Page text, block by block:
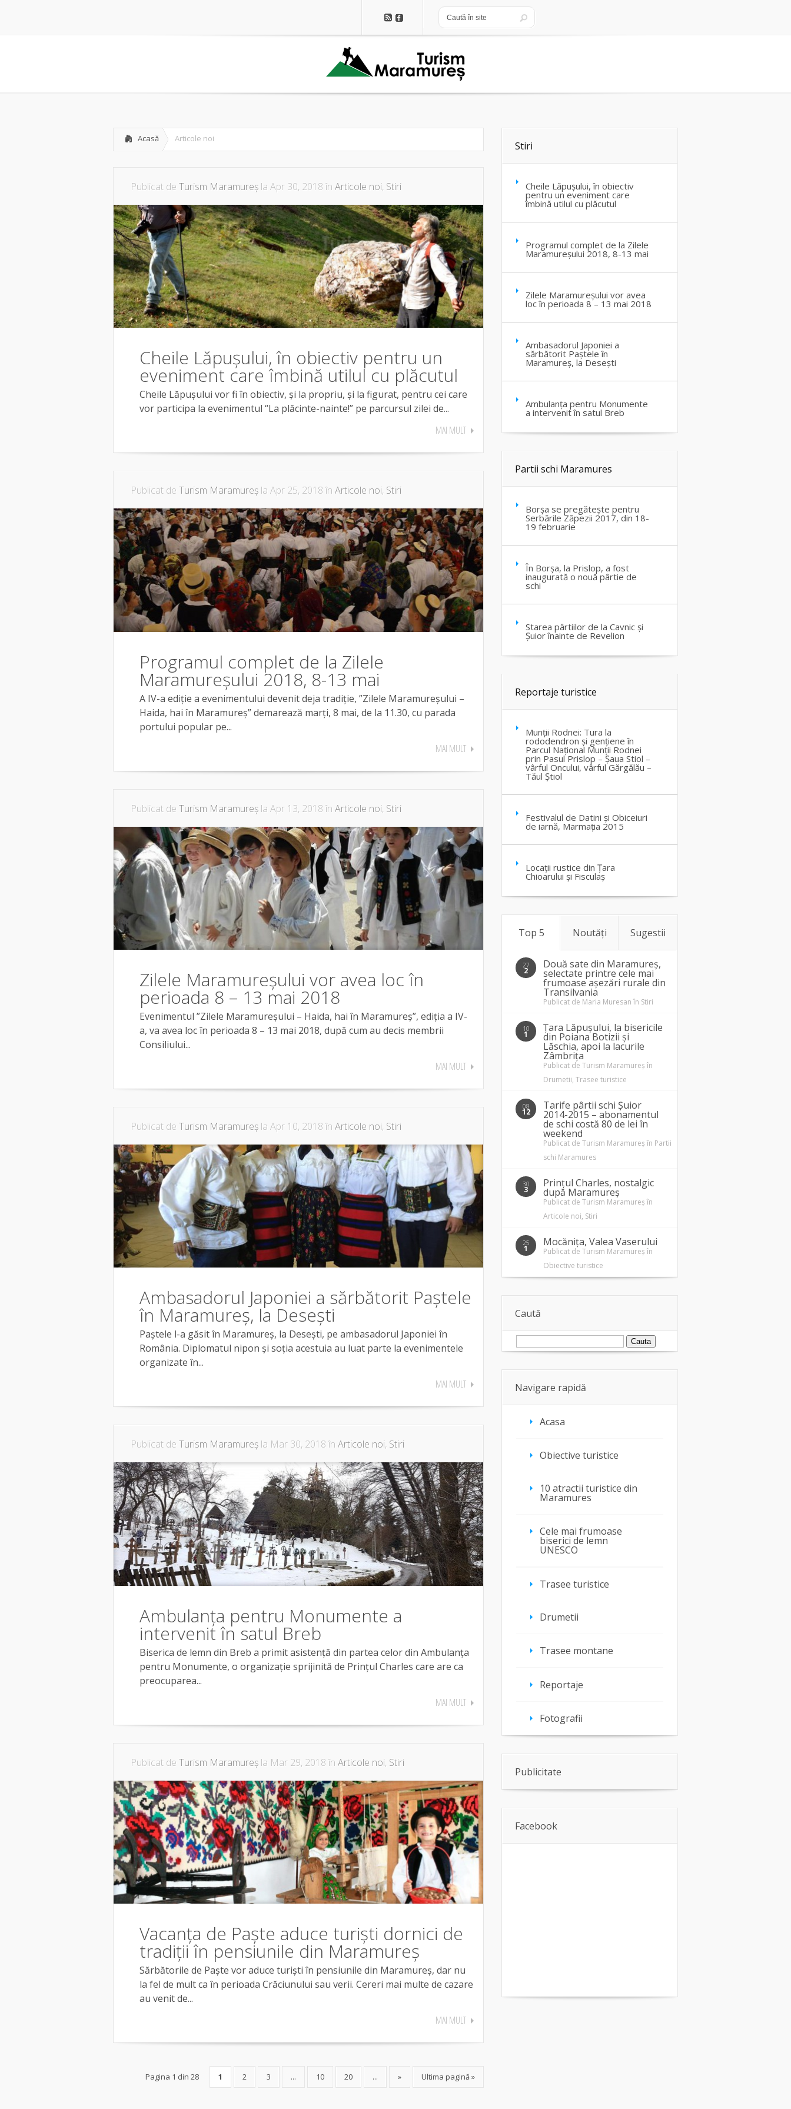
Acasă Articole noi
Publicat de Turism Maramureș la Apr 30, 2018 în Articole noi, Stiri
Cheile Lăpușului, în obiectiv pentru un
eveniment care îmbină utilul cu plăcutul
Cheile Lăpușului vor fi în obiectiv, și la propriu, și la figurat, pentru cei care
vor participa la evenimentul “La plăcinte-nainte!” pe parcursul zilei de...
MAI MULT
Publicat de Turism Maramureș la Apr 25, 2018 în Articole noi, Stiri
Programul complet de la Zilele
Maramureșului 2018, 8-13 mai
A IV-a ediție a evenimentului devenit deja tradiție, ”Zilele Maramureșului –
Haida, hai în Maramureș” demarează marți, 8 mai, de la 11.30, cu parada
portului popular pe...
MAI MULT
Publicat de Turism Maramureș la Apr 13, 2018 în Articole noi, Stiri
Zilele Maramureșului vor avea loc în
perioada 8 – 13 mai 2018
Evenimentul ”Zilele Maramureșului – Haida, hai în Maramureș”, ediția a IV-
a, va avea loc în perioada 8 – 13 mai 2018, după cum au decis membrii
Consiliului...
MAI MULT
Publicat de Turism Maramureș la Apr 10, 2018 în Articole noi, Stiri
Ambasadorul Japoniei a sărbătorit Paștele
în Maramureș, la Desești
Paștele l-a găsit în Maramureș, la Desești, pe ambasadorul Japoniei în
România. Diplomatul nipon și soția acestuia au luat parte la evenimentele
organizate în...
MAI MULT
Publicat de Turism Maramureș la Mar 30, 2018 în Articole noi, Stiri
Ambulanța pentru Monumente a
intervenit în satul Breb
Biserica de lemn din Breb a primit asistență din partea celor din Ambulanța
pentru Monumente, o organizație sprijinită de Prințul Charles care are ca
preocuparea...
MAI MULT
Publicat de Turism Maramureș la Mar 29, 2018 în Articole noi, Stiri
Vacanța de Paște aduce turiști dornici de
tradiții în pensiunile din Maramureș
Sărbătorile de Paște vor aduce turiști în pensiunile din Maramureș, dar nu
la fel de mult ca în perioada Crăciunului sau verii. Cereri mai multe de cazare
au venit de...
MAI MULT
Pagina 1 din 28 1 2 3 ... 10 20 ... » Ultima pagină »
Stiri
Cheile Lăpușului, în obiectiv
pentru un eveniment care
îmbină utilul cu plăcutul
Programul complet de la Zilele
Maramureșului 2018, 8-13 mai
Zilele Maramureșului vor avea
loc în perioada 8 – 13 mai 2018
Ambasadorul Japoniei a
sărbătorit Paștele în
Maramureș, la Desești
Ambulanța pentru Monumente
a intervenit în satul Breb
Partii schi Maramures
Borșa se pregătește pentru
Serbările Zăpezii 2017, din 18-
19 februarie
În Borșa, la Prislop, a fost
inaugurată o nouă pârtie de
schi
Starea pârtiilor de la Cavnic și
Șuior înainte de Revelion
Reportaje turistice
Munții Rodnei: Tura la
rododendron și gențiene în
Parcul Național Munții Rodnei
prin Pasul Prislop – Șaua Stiol –
vârful Oncului, vârful Gărgălău –
Tăul Știol
Festivalul de Datini și Obiceiuri
de iarnă, Marmația 2015
Locații rustice din Țara
Chioarului și Fisculaș
Top 5 Noutăți Sugestii
27
2
Două sate din Maramureș,
selectate printre cele mai
frumoase așezări rurale din
Transilvania
Publicat de Maria Muresan în Stiri
10
1
Țara Lăpușului, la bisericile
din Poiana Botizii și
Lăschia, apoi la lacurile
Zâmbrița
Publicat de Turism Maramureș în
Drumetii, Trasee turistice
08
12
Tarife pârtii schi Șuior
2014-2015 – abonamentul
de schi costă 80 de lei în
weekend
Publicat de Turism Maramureș în Partii
schi Maramures
30
3
Prințul Charles, nostalgic
după Maramureș
Publicat de Turism Maramureș în
Articole noi, Stiri
25
1
Mocănița, Valea Vaserului
Publicat de Turism Maramureș în
Obiective turistice
Caută
Navigare rapidă
Acasa
Obiective turistice
10 atractii turistice din
Maramures
Cele mai frumoase
biserici de lemn
UNESCO
Trasee turistice
Drumetii
Trasee montane
Reportaje
Fotografii
Publicitate
Facebook